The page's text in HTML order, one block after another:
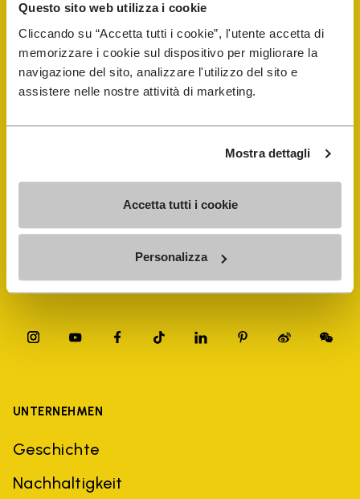
Questo sito web utilizza i cookie
Cliccando su “Accetta tutti i cookie”, l'utente accetta di
memorizzare i cookie sul dispositivo per migliorare la
navigazione del sito, analizzare l'utilizzo del sito e
assistere nelle nostre attività di marketing.
Mostra dettagli
Accetta tutti i cookie
Personalizza
Vibram Events
FiveFingers Guide
Schuhreparatur-Finder
Store Locator
UNTERNEHMEN
Geschichte
Nachhaltigkeit